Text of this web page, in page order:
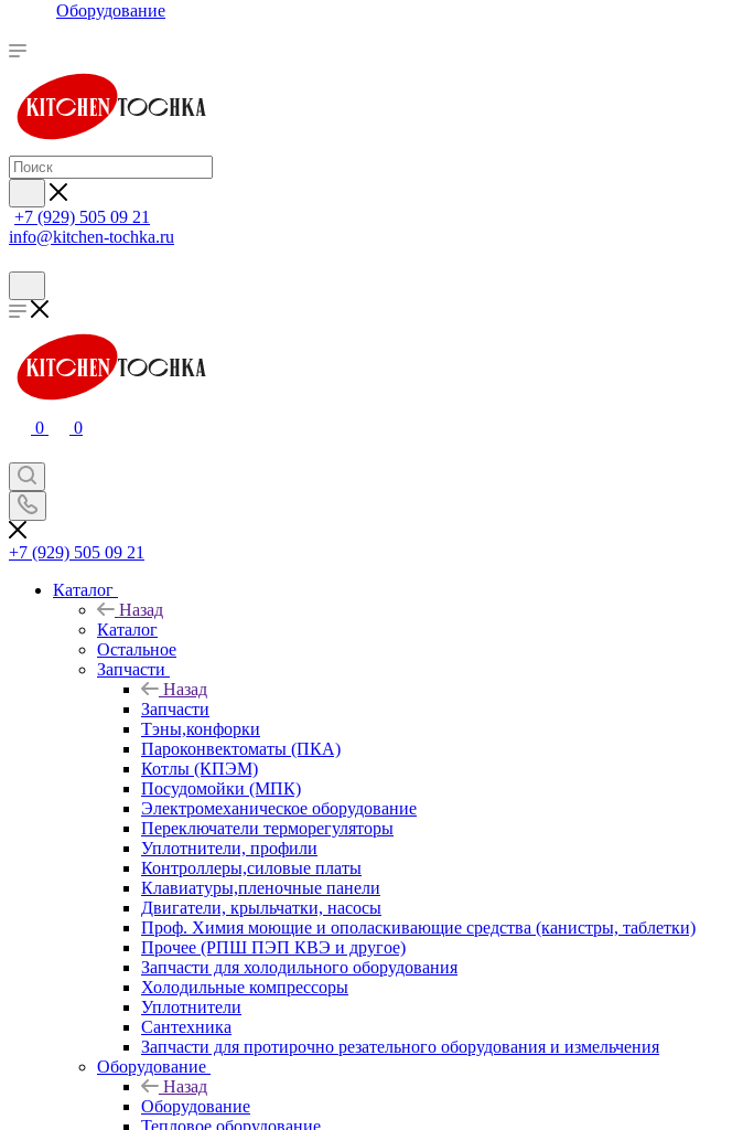
Оборудование
+7 (929) 505 09 21
info@kitchen-tochka.ru
0 0
+7 (929) 505 09 21
Каталог
Назад
Каталог
Остальное
Запчасти
Назад
Запчасти
Тэны,конфорки
Пароконвектоматы (ПКА)
Котлы (КПЭМ)
Посудомойки (МПК)
Электромеханическое оборудование
Переключатели терморегуляторы
Уплотнители, профили
Контроллеры,силовые платы
Клавиатуры,пленочные панели
Двигатели, крыльчатки, насосы
Проф. Химия моющие и ополаскивающие средства (канистры, таблетки)
Прочее (РПШ ПЭП КВЭ и другое)
Запчасти для холодильного оборудования
Холодильные компрессоры
Уплотнители
Сантехника
Запчасти для протирочно резательного оборудования и измельчения
Оборудование
Назад
Оборудование
Тепловое оборудование